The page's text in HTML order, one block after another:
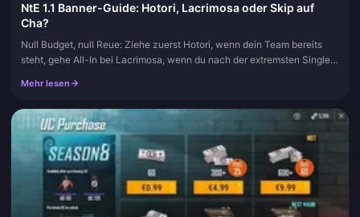
NtE 1.1 Banner-Guide: Hotori, Lacrimosa oder Skip auf
Cha?
Null Budget, null Reue: Ziehe zuerst Hotori, wenn dein Team bereits
steht, gehe All-In bei Lacrimosa, wenn du nach der extremsten Single-
Mehr lesen